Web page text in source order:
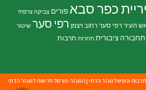
כפר סבא פורים צביקה צרפתי
העיר רפי סער רחוב ויצמן רפי סער שיטור
תחבורה ציבורית תחרות תרבות
ונופש למגזר הדתי | המגזר-פורטל חדשות למגזר הדתי